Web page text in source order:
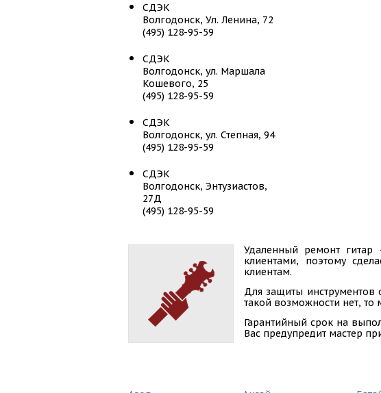
СДЭК
Волгодонск, Ул. Ленина, 72
(495) 128-95-59
СДЭК
Волгодонск, ул. Маршала
Кошевого, 25
(495) 128-95-59
СДЭК
Волгодонск, ул. Степная, 94
(495) 128-95-59
СДЭК
Волгодонск, Энтузиастов,
27Д
(495) 128-95-59
Удаленный ремонт
клиентами, поэтому
клиентам.
Для защиты инструментов
такой возможности нет, то
Гарантийный срок на
Вас предупредит мастер